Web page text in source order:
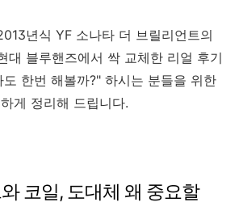
년식 YF 소나타 더 브릴리언트의
대 블루핸즈에서 싹 교체한 리얼 후기
한번 해볼까?" 하시는 분들을 위한
게 정리해 드립니다.
코일, 도대체 왜 중요할